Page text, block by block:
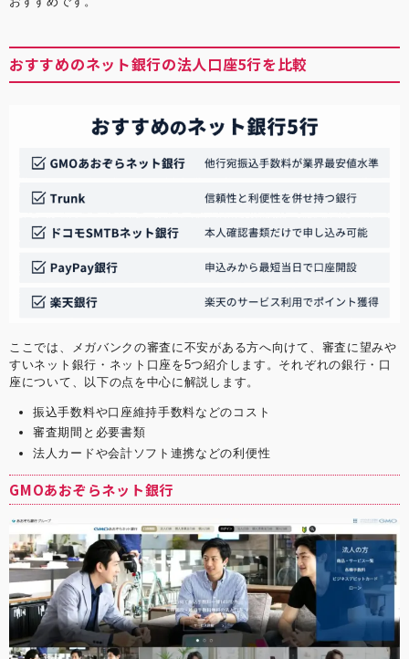
おすすめのネット銀行の法人口座5行を比較
ここでは、メガバンクの審査に不安がある方へ向けて、審査に望みや
すいネット銀行・ネット口座を5つ紹介します。それぞれの銀行・口
座について、以下の点を中心に解説します。
振込手数料や口座維持手数料などのコスト
審査期間と必要書類
法人カードや会計ソフト連携などの利便性
GMOあおぞらネット銀行